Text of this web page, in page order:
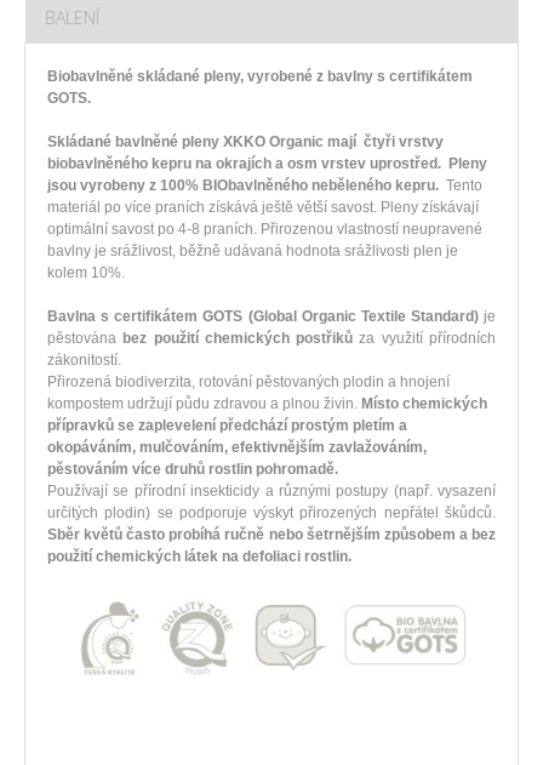
BALENÍ
Biobavlněné skládané pleny, vyrobené z bavlny s certifikátem
GOTS.
Skládané bavlněné pleny XKKO Organic mají čtyři vrstvy
biobavlněného kepru na okrajích a osm vrstev uprostřed. Pleny
jsou vyrobeny z 100% BIObavlněného neběleného kepru. Tento
materiál po více praních získává ještě větší savost. Pleny získávají
optimální savost po 4-8 praních. Přirozenou vlastností neupravené
bavlny je srážlivost, běžně udávaná hodnota srážlivosti plen je
kolem 10%.
Bavlna s certifikátem GOTS (Global Organic Textile Standard)je
pěstována bez použití chemických postřiků za využití přírodních
zákonitostí.
Přirozená biodiverzita, rotování pěstovaných plodin a hnojení
kompostem udržují půdu zdravou a plnou živin. Místo chemických
přípravků se zaplevelení předchází prostým pletím a
okopáváním, mulčováním, efektivnějším zavlažováním,
pěstováním více druhů rostlin pohromadě.
Používají se přírodní insekticidy a různými postupy (např. vysazení
určitých plodin) se podporuje výskyt přirozených nepřátel škůdců.
Sběr květů často probíhá ručně nebo šetrnějším způsobem a bez
použití chemických látek na defoliaci rostlin.